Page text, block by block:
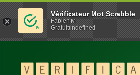
Vérificateur Mot Scrabble
Fabien M
Gratuitundefined